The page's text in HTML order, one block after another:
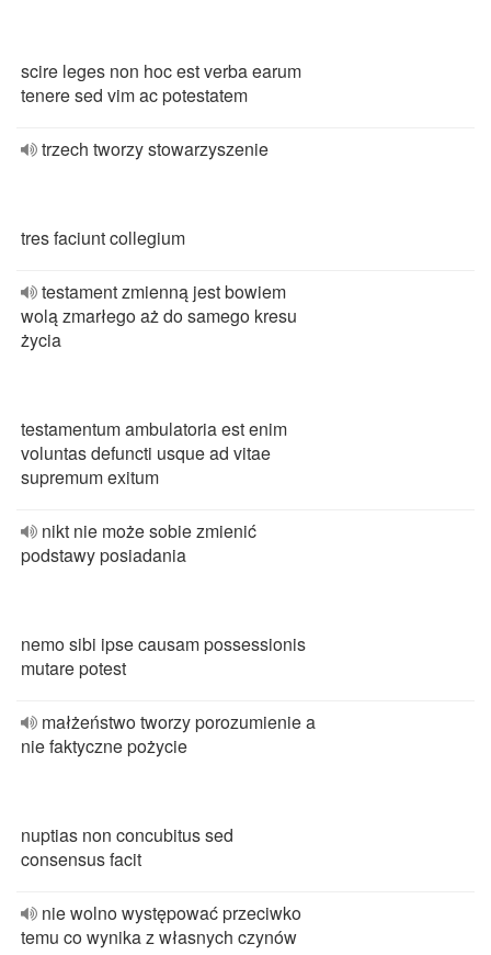
scire leges non hoc est verba earum
tenere sed vim ac potestatem
trzech tworzy stowarzyszenie
tres faciunt collegium
testament zmienną jest bowiem
wolą zmarłego aż do samego kresu
życia
testamentum ambulatoria est enim
voluntas defuncti usque ad vitae
supremum exitum
nikt nie może sobie zmienić
podstawy posiadania
nemo sibi ipse causam possessionis
mutare potest
małżeństwo tworzy porozumienie a
nie faktyczne pożycie
nuptias non concubitus sed
consensus facit
nie wolno występować przeciwko
temu co wynika z własnych czynów